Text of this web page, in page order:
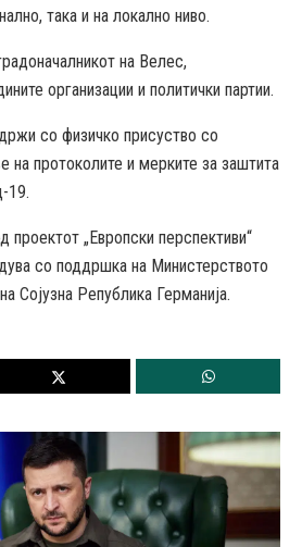
така и на локално ниво.
на Велес,
организации и политички партии.
со физичко присуство со
на протоколите и мерките за заштита
19.
проектот „Европски перспективи“
со поддршка на Министерството
Сојузна Република Германија.